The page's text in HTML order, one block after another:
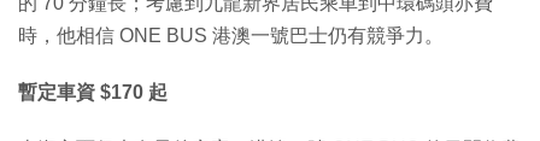
時，他相信 ONE BUS 港澳一號巴士仍有競爭力。
暫定車資 $170 起